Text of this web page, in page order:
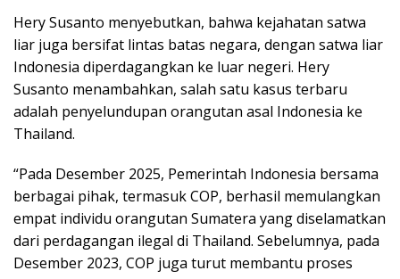
Hery Susanto menyebutkan, bahwa kejahatan satwa
liar juga bersifat lintas batas negara, dengan satwa liar
Indonesia diperdagangkan ke luar negeri. Hery
Susanto menambahkan, salah satu kasus terbaru
adalah penyelundupan orangutan asal Indonesia ke
Thailand.
“Pada Desember 2025, Pemerintah Indonesia bersama
berbagai pihak, termasuk COP, berhasil memulangkan
empat individu orangutan Sumatera yang diselamatkan
dari perdagangan ilegal di Thailand. Sebelumnya, pada
Desember 2023, COP juga turut membantu proses